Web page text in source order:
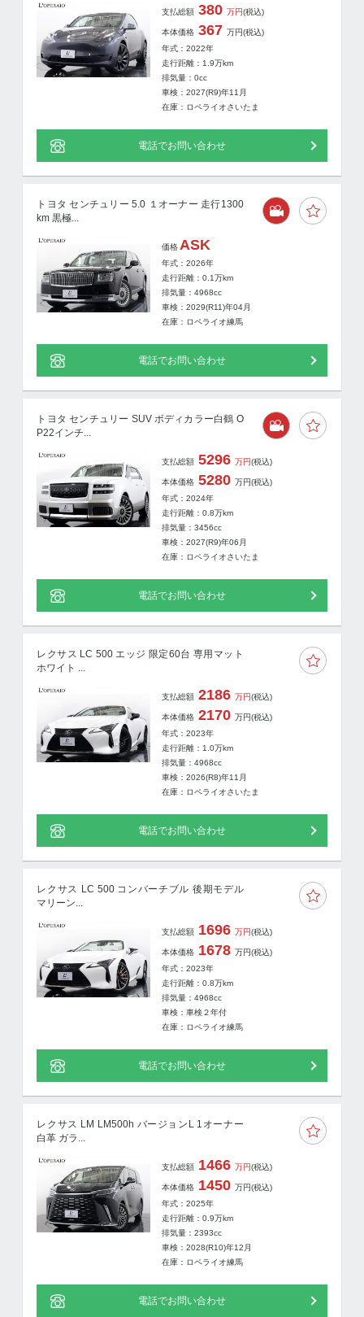
支払総額 380 万円(税込)
本体価格 367 万円(税込)
年式：2022年
走行距離： 1.9万km
排気量：0cc
車検：2027(R9)年11月
在庫：ロペライオさいたま
電話でお問い合わせ
トヨタ センチュリー 5.0 １オーナー 走行1300
km 黒極...
価格 ASK
年式：2026年
走行距離：0.1万km
排気量：4968cc
車検：2029(R11)年04月
在庫：ロペライオ練馬
電話でお問い合わせ
トヨタ センチュリー SUV ボディカラー白鶴 O
P22インチ...
支払総額 5296 万円(税込)
本体価格 5280 万円(税込)
年式：2024年
走行距離：0.8万km
排気量：3456cc
車検：2027(R9)年06月
在庫：ロペライオさいたま
電話でお問い合わせ
レクサス LC 500 エッジ 限定60台 専用マット
ホワイト ...
支払総額 2186 万円(税込)
本体価格 2170 万円(税込)
年式：2023年
走行距離： 1.0万km
排気量：4968cc
車検：2026(R8)年11月
在庫：ロペライオさいたま
電話でお問い合わせ
レクサス LC 500 コンバーチブル 後期モデル
マリーン...
支払総額 1696 万円(税込)
本体価格 1678 万円(税込)
年式：2023年
走行距離：0.8万km
排気量：4968cc
車検：車検２年付
在庫：ロペライオ練馬
電話でお問い合わせ
レクサス LM LM500h バージョンL 1オーナー
白革 ガラ...
支払総額 1466 万円(税込)
本体価格 1450 万円(税込)
年式：2025年
走行距離：0.9万km
排気量：2393cc
車検：2028(R10)年12月
在庫：ロペライオ練馬
電話でお問い合わせ